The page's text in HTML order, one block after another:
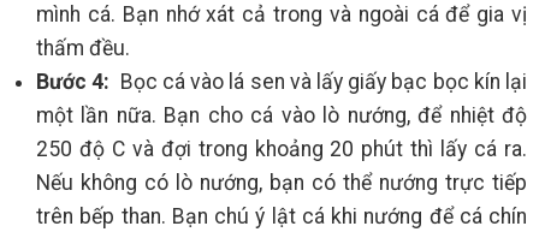
mình cá. Bạn nhớ xát cả trong và ngoài cá để gia vị
thấm đều.
Bước 4: Bọc cá vào lá sen và lấy giấy bạc bọc kín lại
một lần nữa. Bạn cho cá vào lò nướng, để nhiệt độ
250 độ C và đợi trong khoảng 20 phút thì lấy cá ra.
Nếu không có lò nướng, bạn có thể nướng trực tiếp
trên bếp than. Bạn chú ý lật cá khi nướng để cá chín